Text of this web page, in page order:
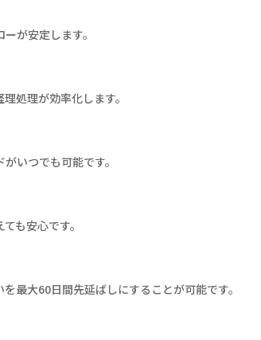
が安定します。
処理が効率化します。
いつでも可能です。
も安心です。
最大60日間先延ばしにすることが可能です。